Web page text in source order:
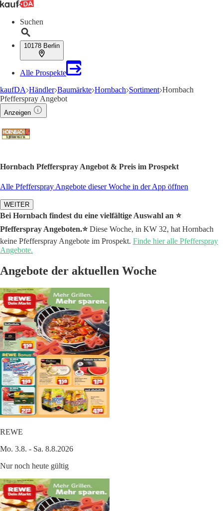
Suchen
10178 Berlin
Alle Prospekte
kaufDA Händler Baumärkte Hornbach Sortiment Hornbach
Pfefferspray Angebot
Anzeigen
Hornbach Pfefferspray Angebot & Preis im Prospekt
Alle Pfefferspray Angebote dieser Woche in der App öffnen
WEITER
Bei Hornbach findest du eine vielfältige Auswahl an ⭐️
Pfefferspray Angeboten.⭐️Diese Woche, in KW 32, hat Hornbach
keine Pfefferspray Angebote im Prospekt. Finde hier alle Pfefferspray
Angebote.
Angebote der aktuellen Woche
REWE
Mo. 3.8. - Sa. 8.8.2026
Nur noch heute gültig